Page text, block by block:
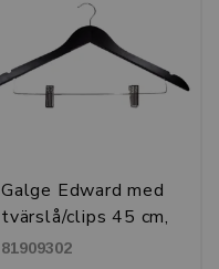
Galge Edward med
tvärslå/clips 45 cm,
Svart
81909302